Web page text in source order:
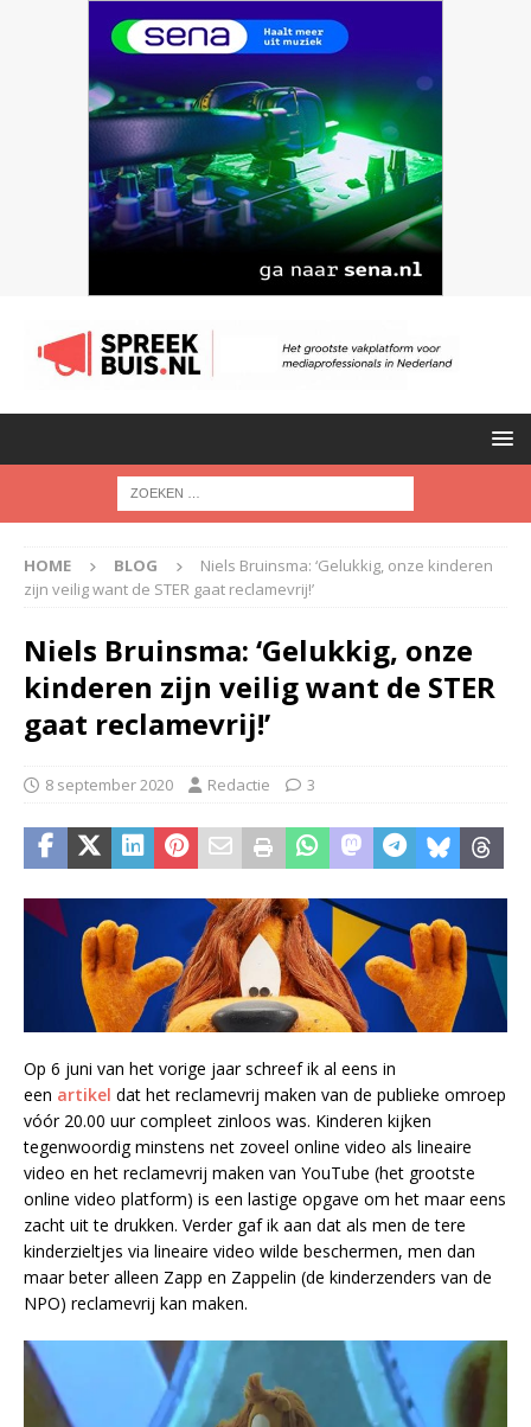
HOME BLOG
Niels Bruinsma: ‘Gelukkig, onze kinderen
zijn veilig want de STER gaat reclamevrij!’
Niels Bruinsma: ‘Gelukkig, onze
kinderen zijn veilig want de STER
gaat reclamevrij!’
8 september 2020 Redactie 3
Op 6 juni van het vorige jaar schreef ik al eens in
een artikel dat het reclamevrij maken van de publieke omroep
vóór 20.00 uur compleet zinloos was. Kinderen kijken
tegenwoordig minstens net zoveel online video als lineaire
video en het reclamevrij maken van YouTube (het grootste
online video platform) is een lastige opgave om het maar eens
zacht uit te drukken. Verder gaf ik aan dat als men de tere
kinderzieltjes via lineaire video wilde beschermen, men dan
maar beter alleen Zapp en Zappelin (de kinderzenders van de
NPO) reclamevrij kan maken.